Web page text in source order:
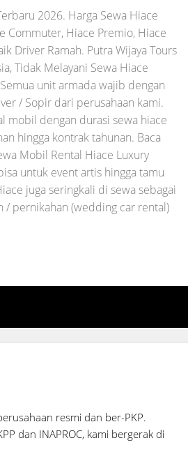
2026. Harga Sewa Hiace
Commuter, Hiace Premio, Hiace
Driver Ramah. Putra Wijaya Tours
Tidak Melayani Sewa Hiace
unit armada wajib dengan
/ Sopir dari perusahaan kami.
mobil dengan durasi sewa hiace
hingga kontrak tahunan. Baca
Mobil Rental Hiace Luxury
untuk event artis hingga tamu
juga seringkali di sewa sebagai
/ pernikahan (wedding car rental)
resmi dan ber-PKP.
dan INAPROC, kami bergerak di